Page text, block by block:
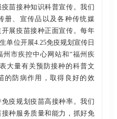
接种知识科普宣传。我们
册、宣传品以及各种传统媒
展疫苗接种正面宣传。每年
单位开展4.25免疫规划宣传日
州市疾控中心网站和“福州疾
大量有关预防接种的科普文
的防病作用，取得良好的效
规划疫苗高接种率。我们
种服务质量和能力，抓好免